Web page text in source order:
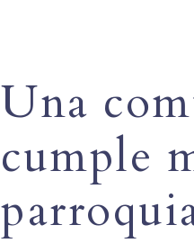
Una
cumple